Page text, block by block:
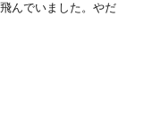
んでいました。やだ